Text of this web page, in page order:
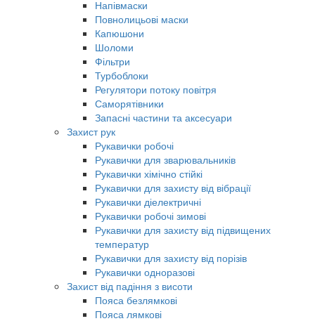
Напівмаски
Повнолицьові маски
Капюшони
Шоломи
Фільтри
Турбоблоки
Регулятори потоку повітря
Саморятівники
Запасні частини та аксесуари
Захист рук
Рукавички робочі
Рукавички для зварювальників
Рукавички хімічно стійкі
Рукавички для захисту від вібрації
Рукавички діелектричні
Рукавички робочі зимові
Рукавички для захисту від підвищених
температур
Рукавички для захисту від порізів
Рукавички одноразові
Захист від падіння з висоти
Пояса безлямкові
Пояса лямкові